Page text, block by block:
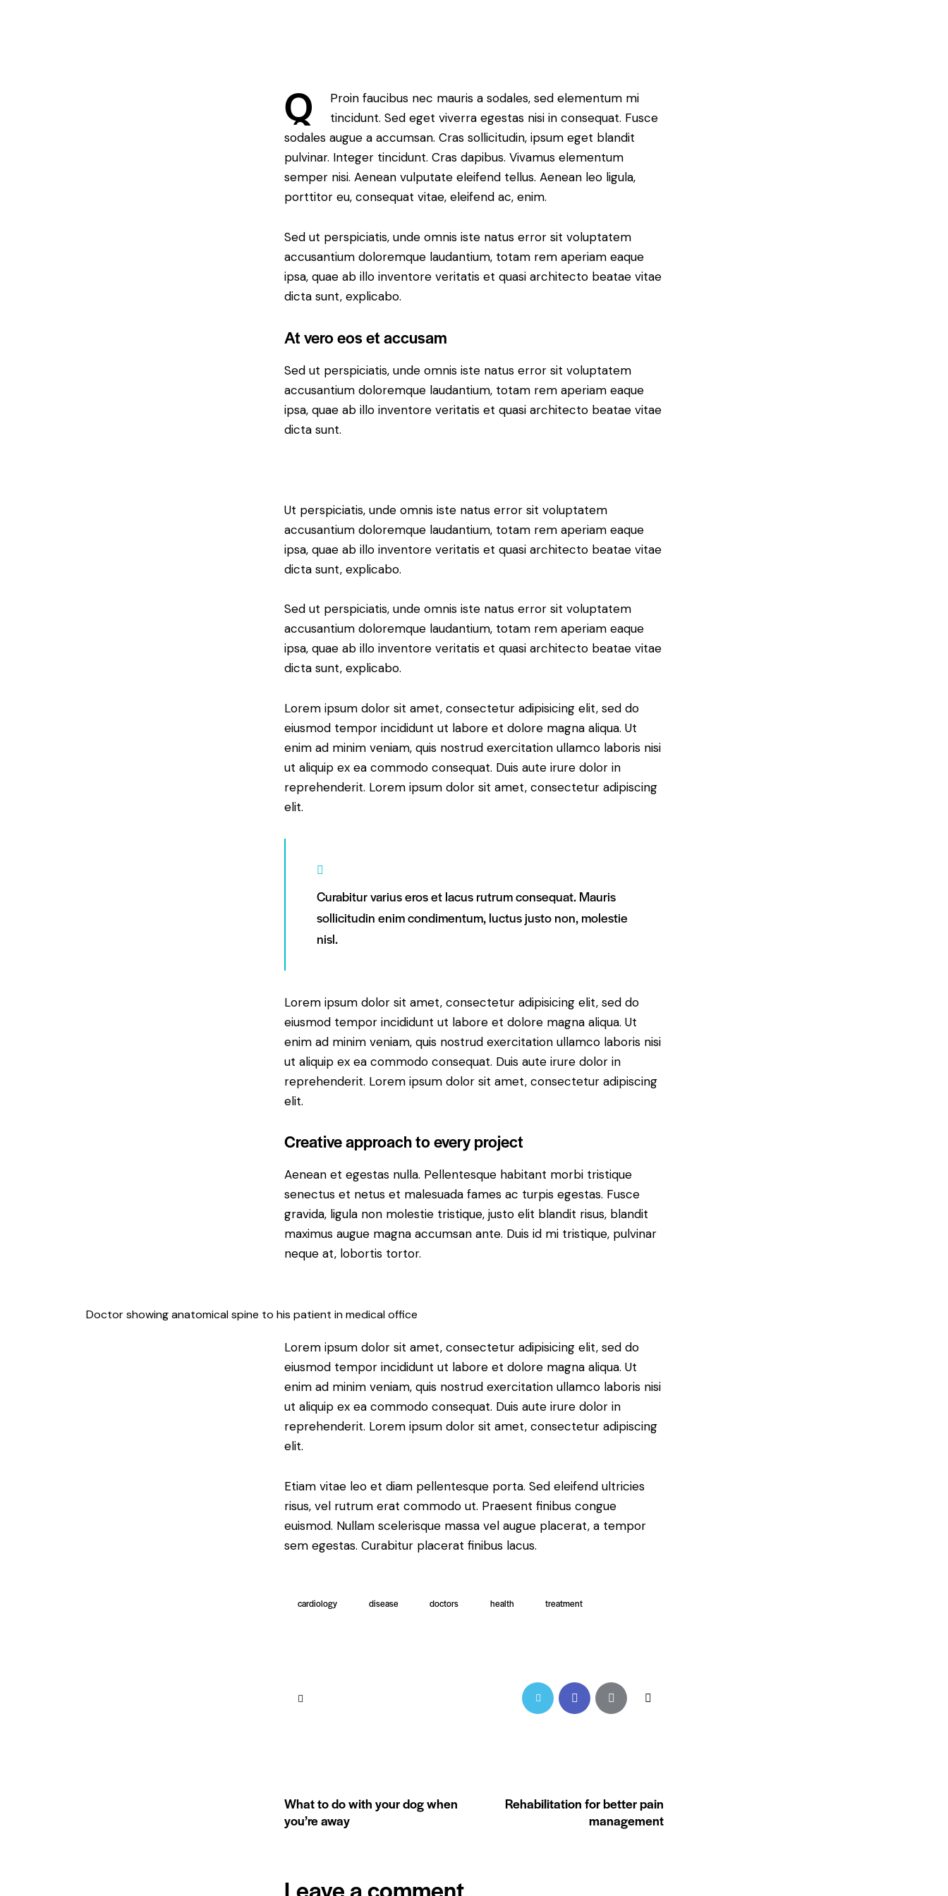
Q
Proin faucibus nec mauris a sodales, sed elementum mi
tincidunt. Sed eget viverra egestas nisi in consequat. Fusce
sodales augue a accumsan. Cras sollicitudin, ipsum eget blandit
pulvinar. Integer tincidunt. Cras dapibus. Vivamus elementum
semper nisi. Aenean vulputate eleifend tellus. Aenean leo ligula,
porttitor eu, consequat vitae, eleifend ac, enim.
Sed ut perspiciatis, unde omnis iste natus error sit voluptatem
accusantium doloremque laudantium, totam rem aperiam eaque
ipsa, quae ab illo inventore veritatis et quasi architecto beatae vitae
dicta sunt, explicabo.
At vero eos et accusam
Sed ut perspiciatis, unde omnis iste natus error sit voluptatem
accusantium doloremque laudantium, totam rem aperiam eaque
ipsa, quae ab illo inventore veritatis et quasi architecto beatae vitae
dicta sunt.
Ut perspiciatis, unde omnis iste natus error sit voluptatem
accusantium doloremque laudantium, totam rem aperiam eaque
ipsa, quae ab illo inventore veritatis et quasi architecto beatae vitae
dicta sunt, explicabo.
Sed ut perspiciatis, unde omnis iste natus error sit voluptatem
accusantium doloremque laudantium, totam rem aperiam eaque
ipsa, quae ab illo inventore veritatis et quasi architecto beatae vitae
dicta sunt, explicabo.
Lorem ipsum dolor sit amet, consectetur adipisicing elit, sed do
eiusmod tempor incididunt ut labore et dolore magna aliqua. Ut
enim ad minim veniam, quis nostrud exercitation ullamco laboris nisi
ut aliquip ex ea commodo consequat. Duis aute irure dolor in
reprehenderit. Lorem ipsum dolor sit amet, consectetur adipiscing
elit.
Curabitur varius eros et lacus rutrum consequat. Mauris
sollicitudin enim condimentum, luctus justo non, molestie
nisl.
Lorem ipsum dolor sit amet, consectetur adipisicing elit, sed do
eiusmod tempor incididunt ut labore et dolore magna aliqua. Ut
enim ad minim veniam, quis nostrud exercitation ullamco laboris nisi
ut aliquip ex ea commodo consequat. Duis aute irure dolor in
reprehenderit. Lorem ipsum dolor sit amet, consectetur adipiscing
elit.
Creative approach to every project
Aenean et egestas nulla. Pellentesque habitant morbi tristique
senectus et netus et malesuada fames ac turpis egestas. Fusce
gravida, ligula non molestie tristique, justo elit blandit risus, blandit
maximus augue magna accumsan ante. Duis id mi tristique, pulvinar
neque at, lobortis tortor.
Doctor showing anatomical spine to his patient in medical office
Lorem ipsum dolor sit amet, consectetur adipisicing elit, sed do
eiusmod tempor incididunt ut labore et dolore magna aliqua. Ut
enim ad minim veniam, quis nostrud exercitation ullamco laboris nisi
ut aliquip ex ea commodo consequat. Duis aute irure dolor in
reprehenderit. Lorem ipsum dolor sit amet, consectetur adipiscing
elit.
Etiam vitae leo et diam pellentesque porta. Sed eleifend ultricies
risus, vel rutrum erat commodo ut. Praesent finibus congue
euismod. Nullam scelerisque massa vel augue placerat, a tempor
sem egestas. Curabitur placerat finibus lacus.
cardiology disease doctors health treatment
What to do with your dog when
you’re away
Rehabilitation for better pain
management